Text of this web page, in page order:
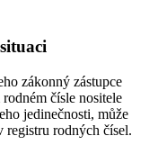
zákonný zástupce
čísle nositele
jedinečnosti, může
registru rodných čísel.